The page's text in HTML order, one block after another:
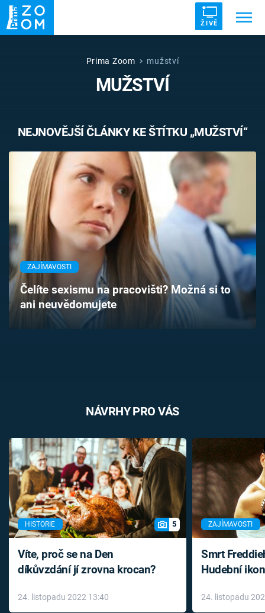
ŽIVĚ
UFO DRUHÁ SVĚTOVÁ VÁLKA
VETŘELCI DÁVNOVĚKU
Témata
Témata
Pořady
TV Program
Časopis
Sledujte prima+
Prima Zoom mužství
MUŽSTVÍ
NEJNOVĚJŠÍ ČLÁNKY KE ŠTÍTKU „MUŽSTVÍ“
ZAJÍMAVOSTI
Čelíte sexismu na pracovišti? Možná si to
ani neuvědomujete
NÁVRHY PRO VÁS
HISTORIE 5
Víte, proč se na Den
díkůvzdání jí zrovna krocan?
24. listopadu 2022 13:40
ZAJÍMAVOSTI
Smrt
Hudební
léky
24. listopadu